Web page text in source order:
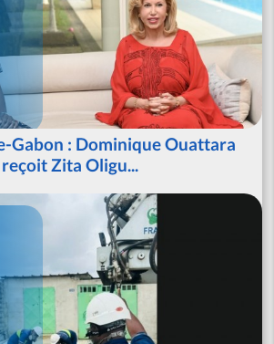
Gabon : Dominique Ouattara
reçoit Zita Oligu...